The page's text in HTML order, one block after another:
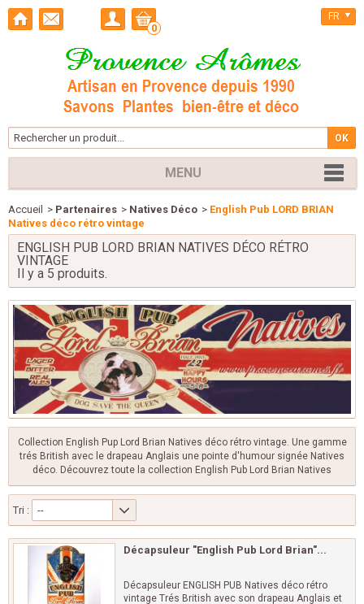
0
FR
MENU
Accueil > Partenaires > Natives Déco > English Pub LORD BRIAN
Natives déco rétro vintage
ENGLISH PUB LORD BRIAN NATIVES DÉCO RÉTRO
VINTAGE
Il y a 5 produits.
Collection English Pup Lord Brian Natives déco rétro vintage. Une gamme
trés British avec le drapeau Anglais une pointe d'humour signée Natives
déco. Découvrez toute la collection English Pub Lord Brian Natives
Tri : --
Décapsuleur "English Pub Lord Brian"...
Décapsuleur ENGLISH PUB Natives déco rétro
vintage Trés British avec son drapeau Anglais et